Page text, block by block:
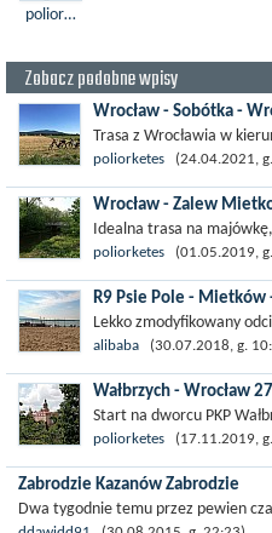
poliorketes
Zobacz podobne wpisy
Wrocław - Sobótka -
Trasa z Wrocławia w
Sobótki.Powrót szlakiem
tym kierunku. W maju
poliorketes (24.04.2021,
Wrocław - Zalew
Idealna trasa na
spędzić trochę czasu nad
rowerze. Plaża w
poliorketes (01.05.2019,
R9 Psie Pole -
Lekko zmodyfikowany
w Borzygniewie i plaży
trasa jest tak dobrze...
alibaba (30.07.2018, g.
Wałbrzych - Wrocław
Start na dworcu PKP
Wałbrzycha pociągiem z
Dalej ulicą Wrocławską
poliorketes (17.11.2019,
Zabrodzie Kazanów Zabrodzie
Dwa tygodnie temu przez pewien